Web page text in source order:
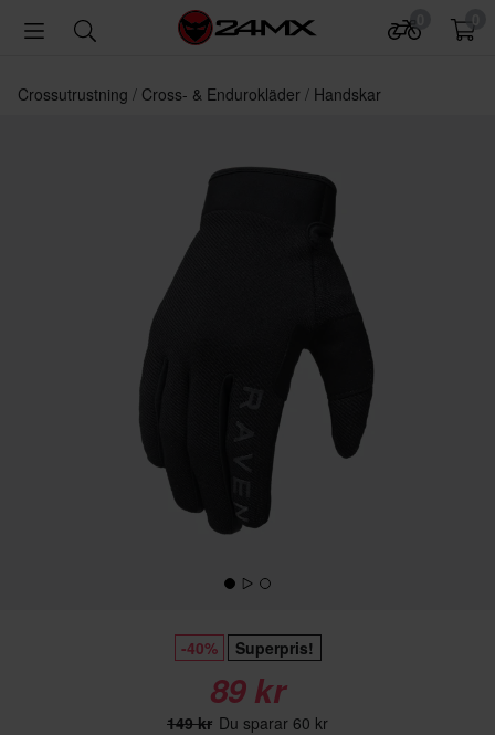
Crossutrustning Cross- & Endurokläder Handskar
-40% Superpris!
89 kr
149 kr Du sparar 60 kr